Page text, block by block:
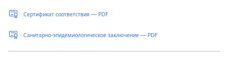
Сертификат соответствия — PDF
Санитарно-эпидемиологическое заключение — PDF